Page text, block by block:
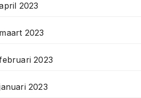
2023
maart 2023
2023
2023